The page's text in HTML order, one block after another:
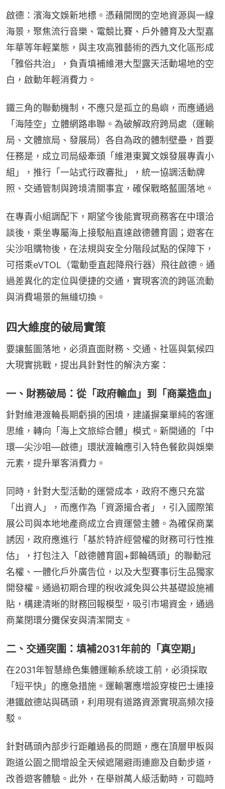
啟德：濱海文娛新地標。憑藉開闊的空地資源與一線
海景，聚焦流行音樂、電競比賽、戶外體育及大型嘉
年華等年輕業態，與主攻高雅藝術的西九文化區形成
「雅俗共治」，負責填補維港大型露天活動場地的空
白，啟動年輕消費力。
鐵三角的聯動機制，不應只是孤立的島嶼，而應通過
「海陸空」立體網路串聯。為破解政府跨局處（運輸
局、文體旅局、發展局）各自為政的體制壁壘，首要
任務是，成立司局級牽頭「維港東翼文娛發展專責小
組」，推行「一站式行政審批」，統一協調活動牌
照、交通管制與跨境清關事宜，確保戰略藍圖落地。
在專責小組調配下，期望今後能實現商務客在中環洽
談後，乘坐專屬海上接駁船直達啟德體育園；遊客在
尖沙咀購物後，在法規與安全分階段試點的保障下，
可搭乘eVTOL（電動垂直起降飛行器）飛往啟德。通
過差異化的定位與便捷的交通，實現客流的跨區流動
與消費場景的無縫切換。
四大維度的破局實策
要讓藍圖落地，必須直面財務、交通、社區與氣候四
大現實挑戰，提出具針對性的解決方案：
一、財務破局：從「政府輸血」到「商業造血」
針對維港渡輪長期虧損的困境，建議摒棄單純的客運
思維，轉向「海上文旅綜合體」模式。新開通的「中
環—尖沙咀—啟德」環狀渡輪應引入特色餐飲與娛樂
元素，提升單客消費力。
同時，針對大型活動的運營成本，政府不應只充當
「出資人」，而應作為「資源撮合者」，引入國際策
展公司與本地地產商成立合資運營主體。為確保商業
誘因，政府應進行「基於特許經營權的財務可行性推
估」，打包注入「啟德體育園+郵輪碼頭」的聯動冠
名權、一體化戶外廣告位，以及大型賽事衍生品獨家
開發權。通過初期合理的稅收減免與公共基礎設施補
貼，構建清晰的財務回報模型，吸引市場資金，通過
商業閉環分攤保安與清潔開支。
二、交通突圍：填補2031年前的「真空期」
在2031年智慧綠色集體運輸系統竣工前，必須採取
「短平快」的應急措施。運輸署應增設穿梭巴士連接
港鐵啟德站與碼頭，利用現有道路資源實現高頻次接
駁。
針對碼頭內部步行距離過長的問題，應在頂層甲板與
跑道公園之間增設全天候遮陽避雨連廊及自動步道，
改善遊客體驗。此外，在舉辦萬人級活動時，可臨時